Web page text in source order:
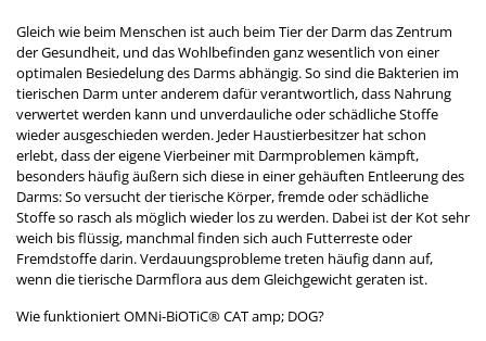
Gleich wie beim Menschen ist auch beim Tier der Darm das Zentrum
der Gesundheit, und das Wohlbefinden ganz wesentlich von einer
optimalen Besiedelung des Darms abhängig. So sind die Bakterien im
tierischen Darm unter anderem dafür verantwortlich, dass Nahrung
verwertet werden kann und unverdauliche oder schädliche Stoffe
wieder ausgeschieden werden. Jeder Haustierbesitzer hat schon
erlebt, dass der eigene Vierbeiner mit Darmproblemen kämpft,
besonders häufig äußern sich diese in einer gehäuften Entleerung des
Darms: So versucht der tierische Körper, fremde oder schädliche
Stoffe so rasch als möglich wieder los zu werden. Dabei ist der Kot sehr
weich bis flüssig, manchmal finden sich auch Futterreste oder
Fremdstoffe darin. Verdauungsprobleme treten häufig dann auf,
wenn die tierische Darmflora aus dem Gleichgewicht geraten ist.
Wie funktioniert OMNi-BiOTiC® CAT amp; DOG?